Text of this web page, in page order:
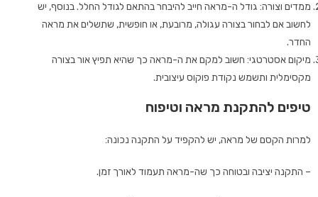
ממדים וצורה: גודל ה-מראה חייב להיבחר בהתאם לגודל החלל. בנוסף, יש
לחשוב אם לבחור בצורה עגולה, מרובעת, או חופשית, שתשלים את מראה
החדר.
מיקום אסטרטגי: חשוב למקם את ה-מראה כך שהיא תפיץ אור בצורה
מקסימלית ותשמש נקודת פוקוס עיצובית.
טיפים להתקנת מראה וטיפוח
למרות הקסם של מראה, יש להקפיד על התקנה נכונה:
– התקנה יציבה ובטוחה כך שה-מראה תעמוד לאורך זמן.